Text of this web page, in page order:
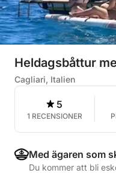
Heldagsbåttur
Cagliari, Italien
5
1 RECENSIONER
Med ägaren som
Du kommer att bli